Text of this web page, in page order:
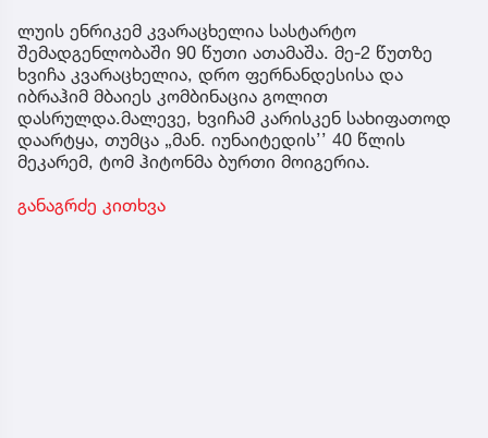
ლუის ენრიკემ კვარაცხელია სასტარტო
შემადგენლობაში 90 წუთი ათამაშა. მე-2 წუთზე
ხვიჩა კვარაცხელია, დრო ფერნანდესისა და
იბრაჰიმ მბაიეს კომბინაცია გოლით
დასრულდა.მალევე, ხვიჩამ კარისკენ სახიფათოდ
დაარტყა, თუმცა „მან. იუნაიტედის’’ 40 წლის
მეკარემ, ტომ ჰიტონმა ბურთი მოიგერია.
განაგრძე კითხვა